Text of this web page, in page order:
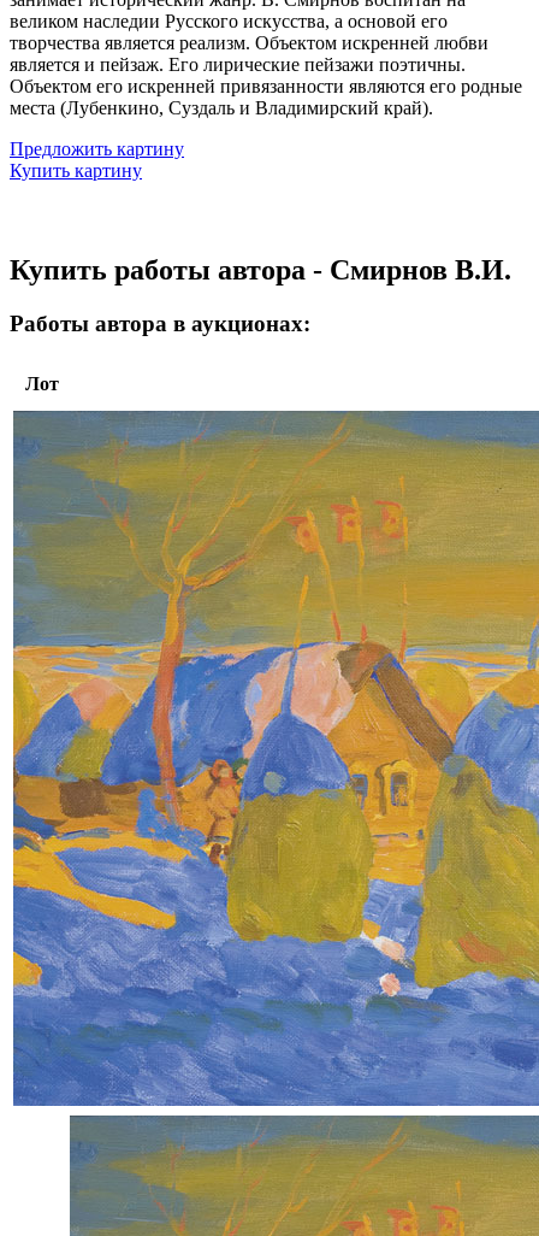
великом наследии Русского искусства, а основой его
творчества является реализм. Объектом искренней любви
является и пейзаж. Его лирические пейзажи поэтичны.
Объектом его искренней привязанности являются его родные
места (Лубенкино, Суздаль и Владимирский край).
Предложить картину
Купить картину
Купить работы автора - Смирнов В.И.
Работы автора в аукционах:
Лот